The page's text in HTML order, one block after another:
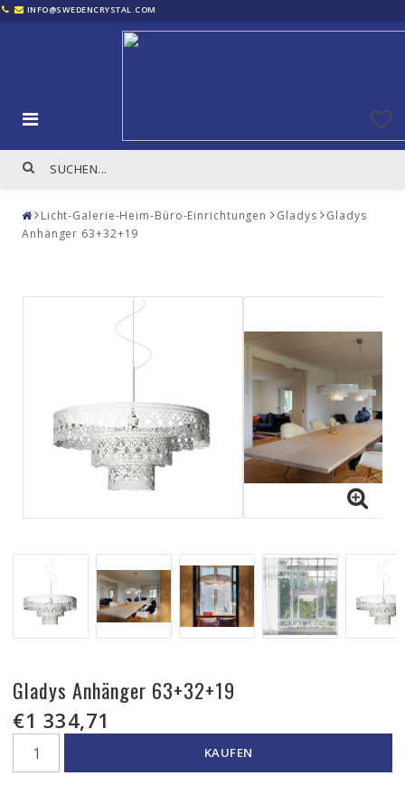
INFO@SWEDENCRYSTAL.COM
Licht-Galerie-Heim-Büro-Einrichtungen Gladys
Gladys
Anhänger 63+32+19
Gladys Anhänger 63+32+19
€1 334,71
KAUFEN